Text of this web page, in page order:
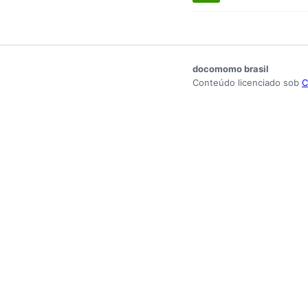
docomomo brasil
Conteúdo licenciado sob